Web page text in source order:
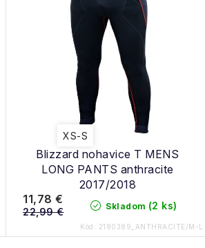
Blizzard nohavice T MENS
LONG PANTS anthracite
2017/2018
XS-S
Skladom (2 ks)
11,78 €
22,99 €
Kód: 2180389_ANTHRACITE/M-L